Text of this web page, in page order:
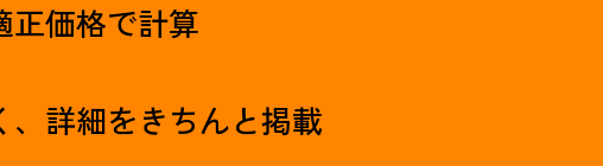
正価格で計算
、詳細をきちんと掲載